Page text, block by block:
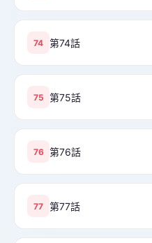
74 第74話
75 第75話
76 第76話
77 第77話